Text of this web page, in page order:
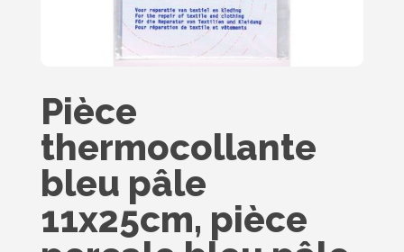
Pièce
thermocollante
bleu pâle
11x25cm, pièce